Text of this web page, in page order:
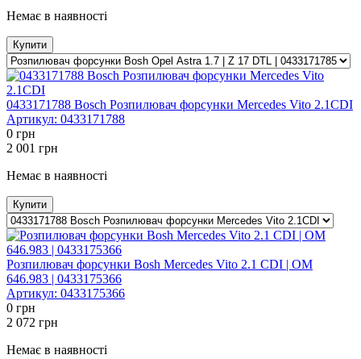
Немає в наявності
Купити
0433171788 Bosсh Розпилювач форсунки Mercedes Vito 2.1CDI
Артикул: 0433171788
0 грн
2 001 грн
Немає в наявності
Купити
Розпилювач форсунки Bosh Mercedes Vito 2.1 CDI | OM
646.983 | 0433175366
Артикул: 0433175366
0 грн
2 072 грн
Немає в наявності